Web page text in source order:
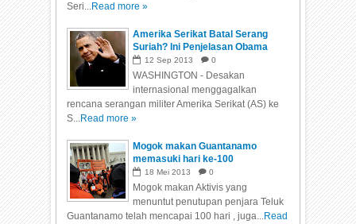
Seri...Read more »
Amerika Serikat Batal Serang
Suriah? Ini Penjelasan Obama
12 Sep 2013 0
WASHINGTON - Desakan
internasional menggagalkan
rencana serangan militer Amerika Serikat (AS) ke
S...Read more »
Mogok makan Guantanamo
memasuki hari ke-100
18 Mei 2013 0
Mogok makan Aktivis yang
menuntut penutupan penjara Teluk
Guantanamo telah mencapai 100 hari , juga...Read